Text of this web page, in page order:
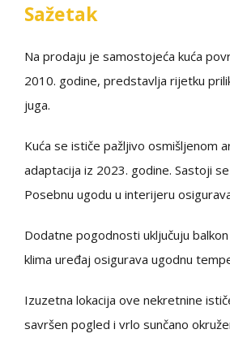
Sažetak
Na prodaju je samostojeća kuća
2010. godine, predstavlja rijetku
juga.
Kuća se ističe pažljivo osmišljenom
adaptacija iz 2023. godine. Sastoji
Posebnu ugodu u interijeru
Dodatne pogodnosti uključuju
klima uređaj osigurava ugodnu
Izuzetna lokacija ove nekretnine
savršen pogled i vrlo sunčano